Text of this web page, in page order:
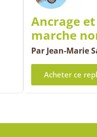
Ancrage
marche
Par Jean-Marie
Acheter ce